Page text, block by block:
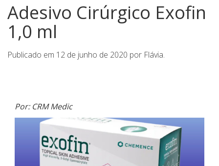
Adesivo Cirúrgico Exofin
1,0 ml
Publicado em 12 de junho de 2020 por Flávia.
Por: CRM Medic